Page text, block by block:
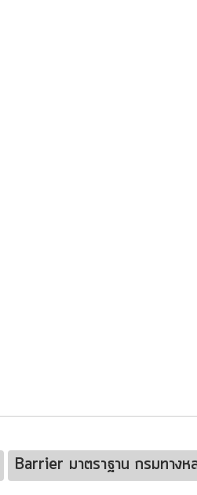
Barrier มาตราฐาน กรมทางห